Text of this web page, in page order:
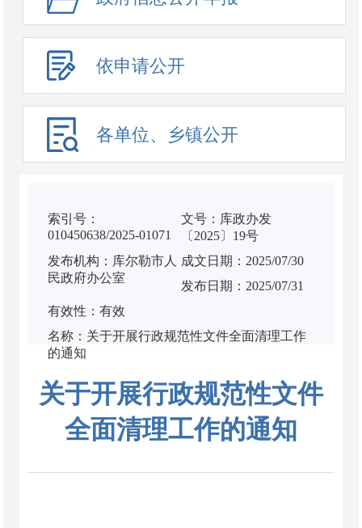
依申请公开
各单位、乡镇公开
索引号：
010450638/2025-01071
文号：库政办发
〔2025〕19号
发布机构：库尔勒市人
民政府办公室
成文日期：2025/07/30
发布日期：2025/07/31
有效性：有效
名称：关于开展行政规范性文件全面清理工作
的通知
关于开展行政规范性文件
全面清理工作的通知